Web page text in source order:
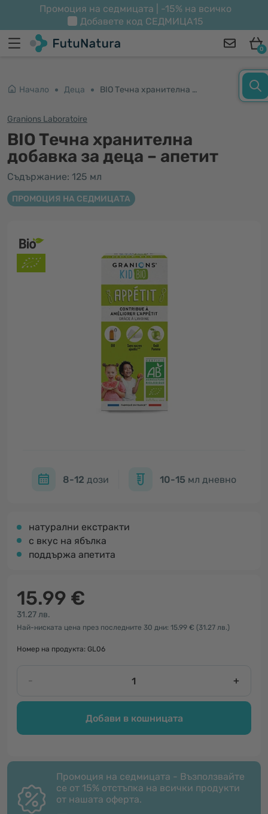
Промоция на седмицата | -15% на всичко
Добавете код СЕДМИЦА15
0
Начало Деца BIO Tечна хранителна добавка за деца – апетит
Granions Laboratoire
BIO Tечна хранителна
добавка за деца – апетит
Съдържание: 125 мл
ПРОМОЦИЯ НА СЕДМИЦАТА
8-12 дози 10-15 мл дневно
натурални екстракти
с вкус на ябълка
поддържа апетита
15.99 €
31.27 лв.
Най-ниската цена през последните 30 дни: 15.99 € (31.27 лв.)
Номер на продукта: GL06
- +
Добави в кошницата
Промоция на седмицата - Възползвайте
се от 15% отстъпка на всички продукти
от нашата оферта.